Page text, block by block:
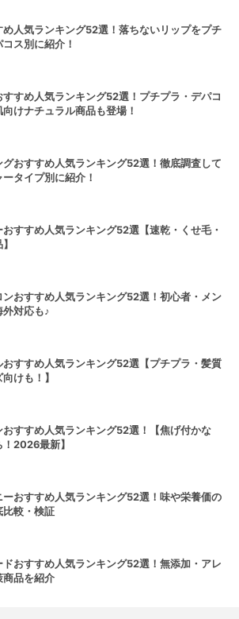
め人気ランキング52選！落ちないリップをプチ
ス別に紹介！
すすめ人気ランキング52選！プチプラ・デパコ
けナチュラル商品も登場！
グおすすめ人気ランキング52選！徹底調査して
タイプ別に紹介！
おすすめ人気ランキング52選【速乾・くせ毛・
ンおすすめ人気ランキング52選！初心者・メン
外対応も♪
おすすめ人気ランキング52選【プチプラ・髪質
けも！】
おすすめ人気ランキング52選！【焦げ付かな
2026最新】
ーおすすめ人気ランキング52選！味や栄養価の
比較・検証
ドおすすめ人気ランキング52選！無添加・アレ
商品を紹介